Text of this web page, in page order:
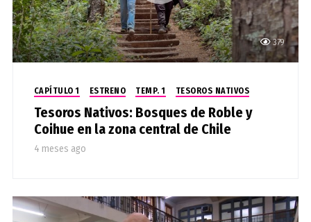
379
CAPÍTULO 1 ESTRENO TEMP. 1 TESOROS NATIVOS
Tesoros Nativos: Bosques de Roble y
Coihue en la zona central de Chile
4 meses ago